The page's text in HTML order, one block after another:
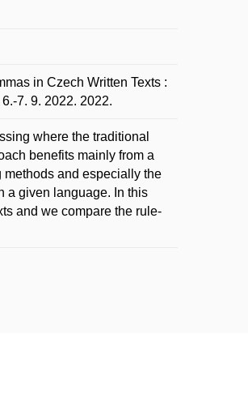
in Czech Written Texts :
7. 9. 2022. 2022.
where the traditional
benefits mainly from a
and especially the
a given language. In this
and we compare the rule-